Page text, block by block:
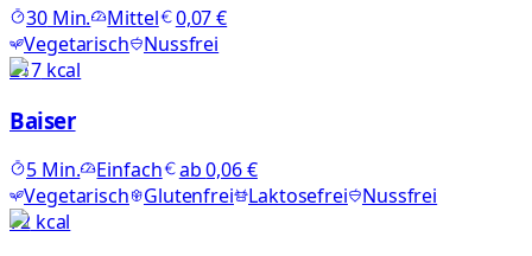
30Min. Mittel
0,07 €
Vegetarisch
Nussfrei
217kcal
Baiser
5Min. Einfach ab0,06 €
Vegetarisch
Glutenfrei Laktosefrei
Nussfrei
72kcal